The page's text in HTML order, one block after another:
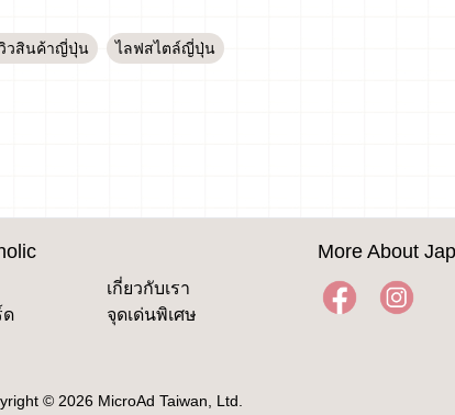
วสินค้าญี่ปุ่น ไลฟสไตล์ญี่ปุ่น
เกี่ยวกับเรา
ด
จุดเด่นพิเศษ
More About
© 2026 MicroAd Taiwan, Ltd.